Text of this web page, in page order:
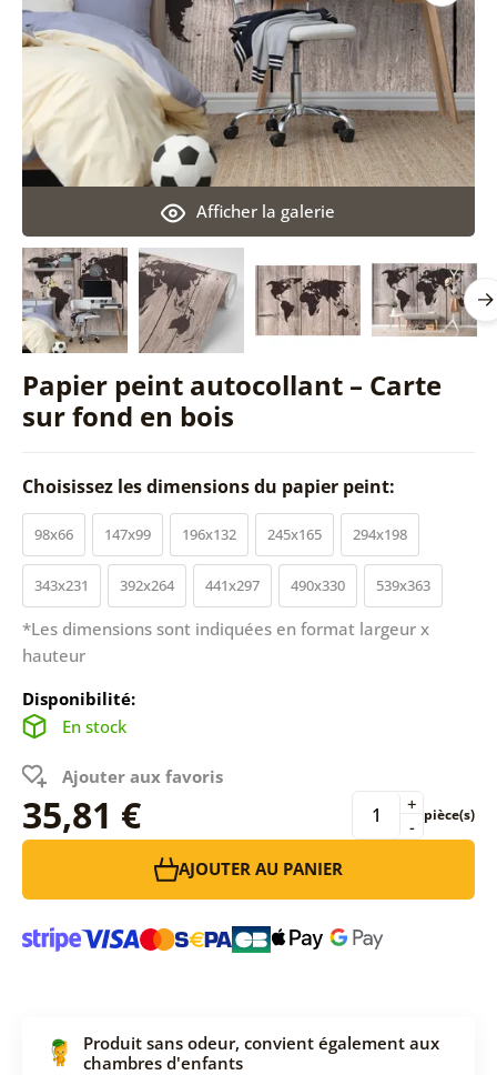
Papier peint autocollant – Carte
sur fond en bois
Afficher la galerie
Choisissez les dimensions du papier peint:
98x66 147x99 196x132 245x165 294x198
343x231 392x264 441x297 490x330 539x363
*Les dimensions sont indiquées en format largeur x
hauteur
Disponibilité:
En stock
Ajouter aux favoris
35,81 € -
+ pièce(s)
AJOUTER AU PANIER
Produit sans odeur, convient également aux
chambres d'enfants